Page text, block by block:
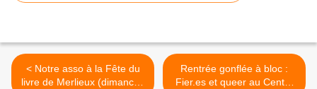
< Notre asso à la Fête du
livre de Merlieux (dimanche
Rentrée gonflée à bloc :
Fier.es et queer au Centre